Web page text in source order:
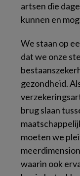
artsen die
kunnen en
We staan op
dat we onze
gezondheid.
brug slaan
moeten we
waarin ook